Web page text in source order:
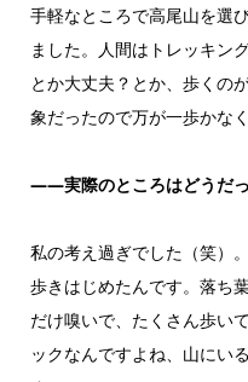
手軽なところで高尾山を選
ました。人間はトレッキン
とか大丈夫？とか、歩くの
象だったので万が一歩かな
——実際のところはどうだ
私の考え過ぎでした（笑）
歩きはじめたんです。落ち
だけ嗅いで、たくさん歩い
ックなんですよね、山にい